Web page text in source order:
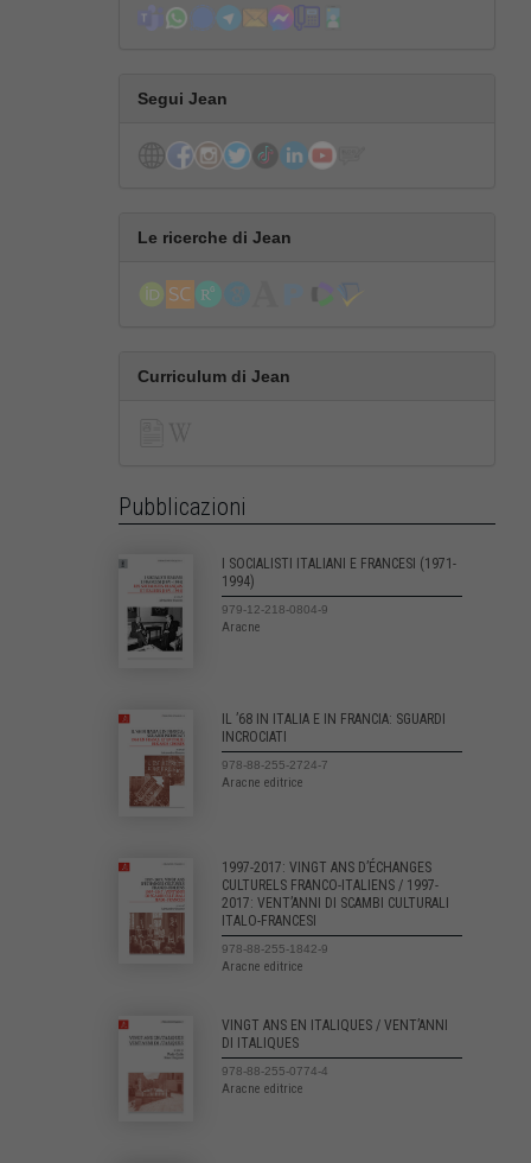
Segui Jean
Le ricerche di Jean
Curriculum di Jean
Pubblicazioni
I SOCIALISTI ITALIANI E FRANCESI (1971-
1994)
979-12-218-0804-9
Aracne
IL ’68 IN ITALIA E IN FRANCIA: SGUARDI
INCROCIATI
978-88-255-2724-7
Aracne editrice
1997-2017: VINGT ANS D’ÉCHANGES
CULTURELS FRANCO-ITALIENS / 1997-
2017: VENT’ANNI DI SCAMBI CULTURALI
ITALO-FRANCESI
978-88-255-1842-9
Aracne editrice
VINGT ANS EN ITALIQUES / VENT’ANNI
DI ITALIQUES
978-88-255-0774-4
Aracne editrice